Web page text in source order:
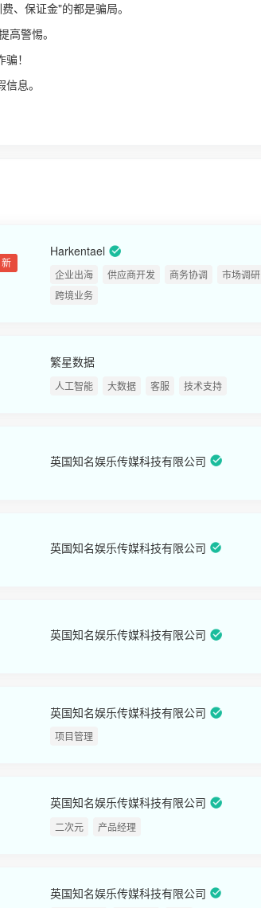
、保证金"的都是骗局。
高警惕。
！
息。
新
Harkentael
企业出海 供应商开发 商务协调
市场调研
跨境业务
繁星数据
人工智能 大数据 客服 技术支持
英国知名娱乐传媒科技有限公司
英国知名娱乐传媒科技有限公司
英国知名娱乐传媒科技有限公司
英国知名娱乐传媒科技有限公司
项目管理
英国知名娱乐传媒科技有限公司
二次元 产品经理
英国知名娱乐传媒科技有限公司